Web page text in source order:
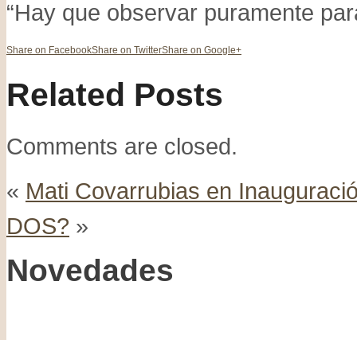
“Hay que observar puramente
Share on FacebookShare on TwitterShare on Google+
Related Posts
Comments are closed.
« Mati Covarrubias en
DOS? »
Novedades